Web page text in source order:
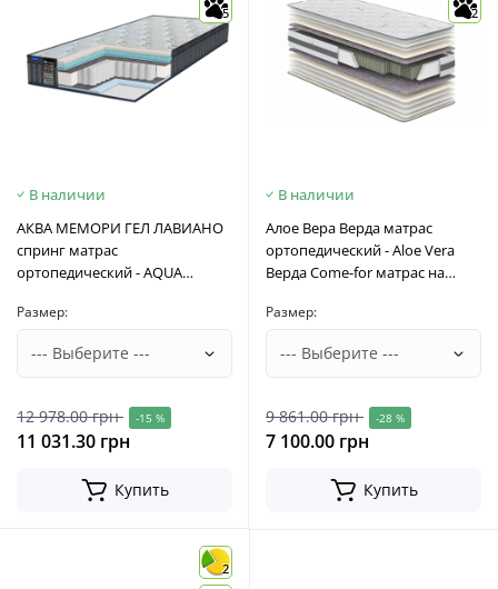
5
В наличии
АКВА МЕМОРИ ГЕЛ ЛАВИАНО
спринг матрас
ортопедический - AQUA
Eurosleep матрас на кровать
Размер:
12 978.00 грн -15 %
11 031.30 грн
Купить
2
В наличии
Алое Вера Верда матрас
ортопедический - Aloe Vera
Верда Come-for матрас на
Размер:
9 861.00 грн -28 %
7 100.00 грн
Купить
2